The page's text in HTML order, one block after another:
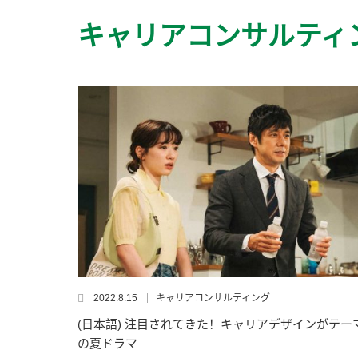
キャリアコンサルティ
2022.8.15 キャリアコンサルティング
(日本語) 注目されてきた！キャリアデザインがテー
の夏ドラマ